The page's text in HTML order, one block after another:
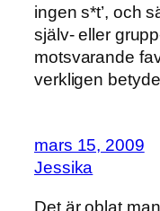
ingen s*t’, och
själv- eller
motsvarande
verkligen
mars 15, 2009
Jessika
Det är oblat